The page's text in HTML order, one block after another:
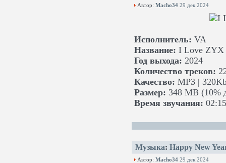
Автор: Macho34 29 дек 2024
Исполнитель: VA
Название: I Love ZYX
Год выхода: 2024
Количество треков:
Качество: MP3 |
Размер: 348 MB (10%
Время звучания:
Музыка: Happy New
Автор: Macho34 29 дек 2024